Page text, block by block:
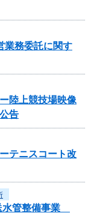
業務委託に関す
陸上競技場映像
告
テニスコート改
水管整備事業